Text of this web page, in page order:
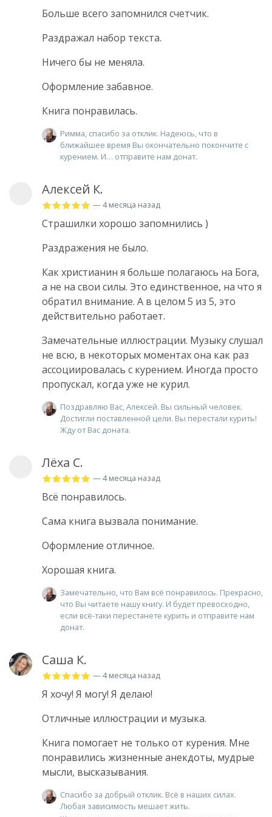
Больше всего запомнился счетчик.
Раздражал набор текста.
Ничего бы не меняла.
Оформление забавное.
Книга понравилась.
Римма, спасибо за отклик. Надеюсь, что в
ближайшее время Вы окончательно покончите с
курением. И… отправите нам донат.
Алексей К.
— 4 месяца назад
Страшилки хорошо запомнились )
Раздражения не было.
Как христианин я больше полагаюсь на Бога,
а не на свои силы. Это единственное, на что я
обратил внимание. А в целом 5 из 5, это
действительно работает.
Замечательные иллюстрации. Музыку слушал
не всю, в некоторых моментах она как раз
ассоциировалась с курением. Иногда просто
пропускал, когда уже не курил.
Поздравляю Вас, Алексей. Вы сильный человек.
Достигли поставленной цели. Вы перестали курить!
Жду от Вас доната.
Лёха С.
— 4 месяца назад
Всё понравилось.
Cама книга вызвала понимание.
Оформление отличное.
Хорошая книга.
Замечательно, что Вам всё понравилось. Прекрасно,
что Вы читаете нашу книгу. И будет превосходно,
если всё-таки перестанете курить и отправите нам
донат.
Саша К.
— 4 месяца назад
Я хочу! Я могу! Я делаю!
Отличные иллюстрации и музыка.
Книга помогает не только от курения. Мне
понравились жизненные анекдоты, мудрые
мысли, высказывания.
Спасибо за добрый отклик. Всё в наших силах.
Любая зависимость мешает жить.